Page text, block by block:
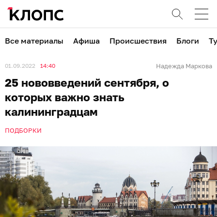
Все материалы Афиша Происшествия Блоги
01.09.2022 14:40 Надежда Маркова
25 нововведений сентября, о
которых важно знать
калининградцам
ПОДБОРКИ